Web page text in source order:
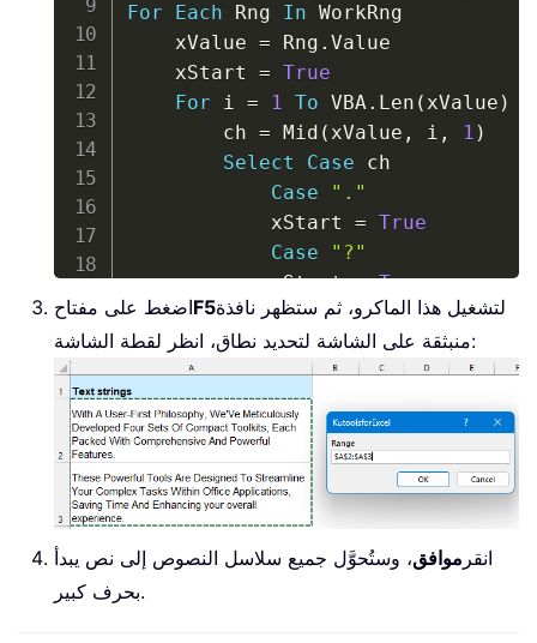
For
Each Rng In WorkRng
    xValue
= Rng . Value
    xStart
= True
For i = 1 To VBA. Len ( xValue )
        ch
= Mid ( xValue , i , 1 )
Select
Case ch
Case
"."
            xStart
= True
Case
"?"
            xStart
= True
Case
"a" To
"z"
If xStart Then
                ch
= UCase(ch)
                xStart
End
If
Case
"A" To "Z"
If
xStart Then
                xStart
Else
اضغط على مفتاحF5لتشغيل هذا الماكرو، ثم ستظهر نافذة
منبثقة على الشاشة لتحديد نطاق، انظر لقطة الشاشة:
انقر موافق، وستُحوَّل جميع سلاسل النصوص إلى نص يبدأ
بحرف كبير.